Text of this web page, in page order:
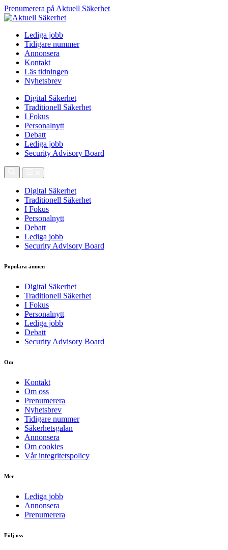
Prenumerera på Aktuell Säkerhet
Lediga jobb
Tidigare nummer
Annonsera
Kontakt
Läs tidningen
Nyhetsbrev
Digital Säkerhet
Traditionell Säkerhet
I Fokus
Personalnytt
Debatt
Lediga jobb
Security Advisory Board
Digital Säkerhet
Traditionell Säkerhet
I Fokus
Personalnytt
Debatt
Lediga jobb
Security Advisory Board
Populära ämnen
Digital Säkerhet
Traditionell Säkerhet
I Fokus
Personalnytt
Lediga jobb
Debatt
Security Advisory Board
Om
Kontakt
Om oss
Prenumerera
Nyhetsbrev
Tidigare nummer
Säkerhetsgalan
Annonsera
Om cookies
Vår integritetspolicy
Mer
Lediga jobb
Annonsera
Prenumerera
Följ oss